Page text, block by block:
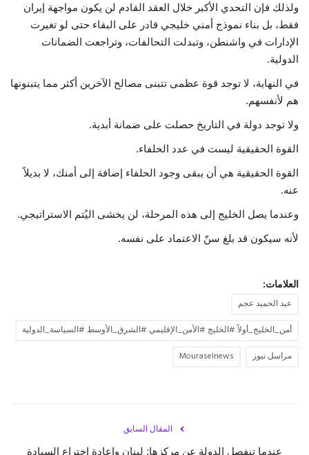
ولذلك فإن التحدي الأكبر خلال العقد القادم لن يكون مواجهة إيران
فقط، بل بناء نموذج أمني خليجي قادر على البقاء حتى لو تغيرت
الإدارات في واشنطن، وتبدلت التحالفات، وتراجعت الضمانات
الدولية.
في النهاية، لا توجد قوة عظمى تتبنى مصالح الآخرين أكثر مما يتبنونها
هم لأنفسهم.
ولا توجد دولة في التاريخ حصلت على ضمانة أبدية.
القوة الحقيقية ليست في عدد الحلفاء.
القوة الحقيقية هي أن يبقى وجود الحلفاء إضافة إلى أمنك، لا بديلاً
عنه.
وعندما يصل الخليج إلى هذه المرحلة، لن يخشى اليُتم الاستراتيجي.
لأنه سيكون قد بلغ سنّ الاعتماد على نفسه.
العلامات:
عبد الحميد عجم
أمن_الخليج_أولاً #الخليج #الأمن_الإقليمي #الشرق_الأوسط #السياسة_الدولية
مراسل نيوز
Mouraselnews
المقال السابق
عندما تنفصل الدولة عن مركزها: لبنان وإعادة اختراع السيادة